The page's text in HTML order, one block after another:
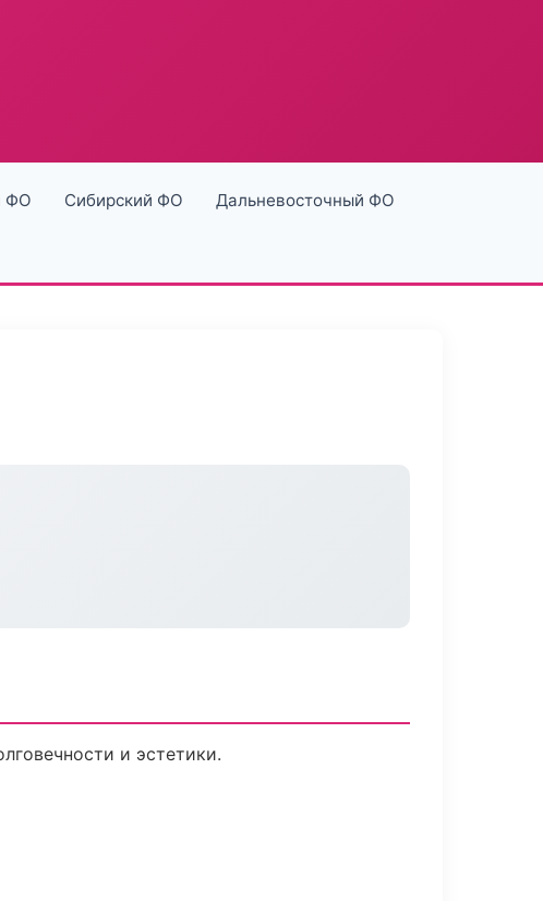
ФО Сибирский ФО Дальневосточный ФО
и эстетики.